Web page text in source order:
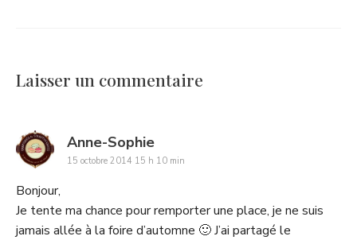
Laisser un commentaire
Anne-Sophiesays:
15 octobre 2014 15 h 10 min
Bonjour,
Je tente ma chance pour remporter une place, je ne suis
jamais allée à la foire d’automne 🙂 J’ai partagé le